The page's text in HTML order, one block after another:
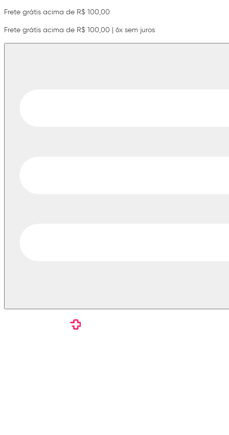
Frete grátis acima de R$ 100,00
Frete grátis acima de R$ 100,00 | 6x sem juros